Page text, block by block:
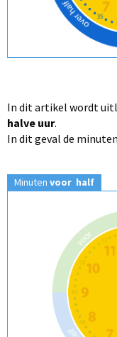
In dit artikel wordt
halve uur.
In dit geval de
Minuten voor half